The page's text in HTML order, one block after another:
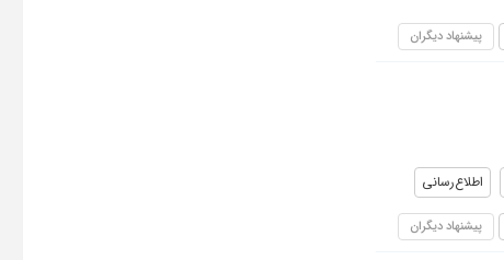
پیشنهاد دیگران
اطلاع‌رسانی
پیشنهاد دیگران